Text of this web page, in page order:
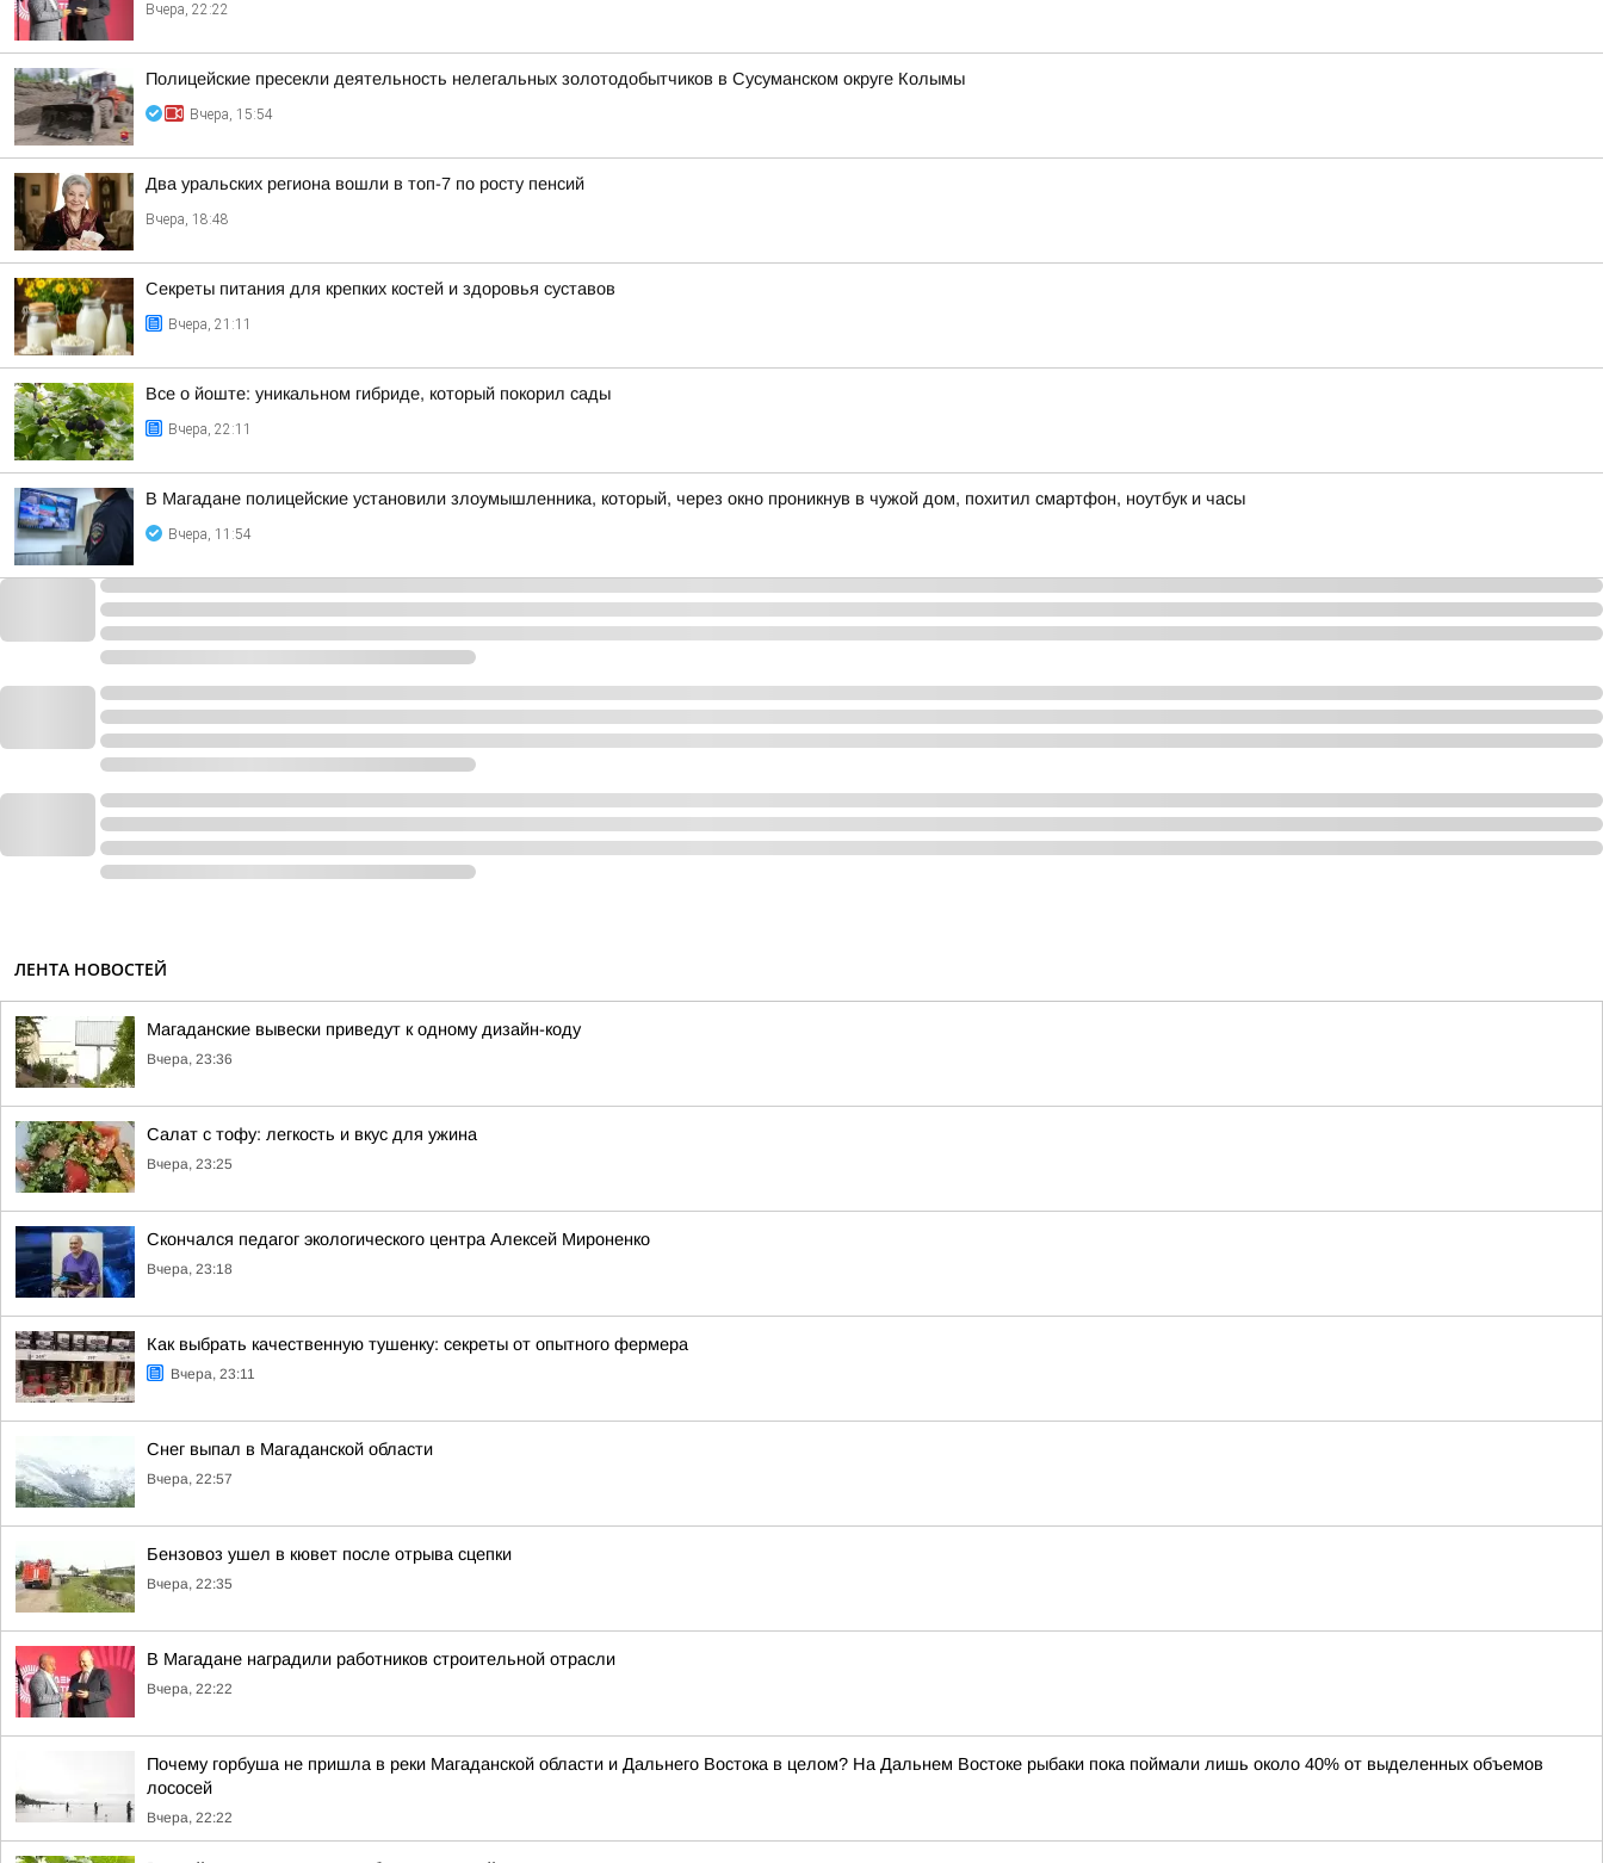
Вчера, 22:22
Полицейские пресекли деятельность нелегальных золотодобытчиков в Сусуманском округе Колымы
Вчера, 15:54
Два уральских региона вошли в топ-7 по росту пенсий
Вчера, 18:48
Секреты питания для крепких костей и здоровья суставов
Вчера, 21:11
Все о йоште: уникальном гибриде, который покорил сады
Вчера, 22:11
В Магадане полицейские установили злоумышленника, который, через окно проникнув в чужой дом, похитил смартфон, ноутбук и часы
Вчера, 11:54
ЛЕНТА НОВОСТЕЙ
Магаданские вывески приведут к одному дизайн-коду
Вчера, 23:36
Салат с тофу: легкость и вкус для ужина
Вчера, 23:25
Скончался педагог экологического центра Алексей Мироненко
Вчера, 23:18
Как выбрать качественную тушенку: секреты от опытного фермера
Вчера, 23:11
Снег выпал в Магаданской области
Вчера, 22:57
Бензовоз ушел в кювет после отрыва сцепки
Вчера, 22:35
В Магадане наградили работников строительной отрасли
Вчера, 22:22
Почему горбуша не пришла в реки Магаданской области и Дальнего Востока в целом? На Дальнем Востоке рыбаки пока поймали лишь около 40% от выделенных объемов
лососей
Вчера, 22:22